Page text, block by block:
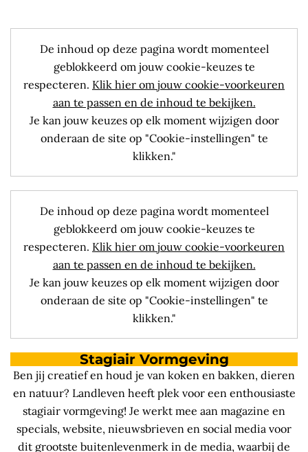
De inhoud op deze pagina wordt momenteel
geblokkeerd om jouw cookie-keuzes te
respecteren. Klik hier om jouw cookie-voorkeuren
aan te passen en de inhoud te bekijken.
Je kan jouw keuzes op elk moment wijzigen door
onderaan de site op "Cookie-instellingen" te
klikken."
De inhoud op deze pagina wordt momenteel
geblokkeerd om jouw cookie-keuzes te
respecteren. Klik hier om jouw cookie-voorkeuren
aan te passen en de inhoud te bekijken.
Je kan jouw keuzes op elk moment wijzigen door
onderaan de site op "Cookie-instellingen" te
klikken."
Stagiair Vormgeving
Ben jij creatief en houd je van koken en bakken, dieren
en natuur? Landleven heeft plek voor een enthousiaste
stagiair vormgeving! Je werkt mee aan magazine en
specials, website, nieuwsbrieven en social media voor
dit grootste buitenlevenmerk in de media, waarbij de